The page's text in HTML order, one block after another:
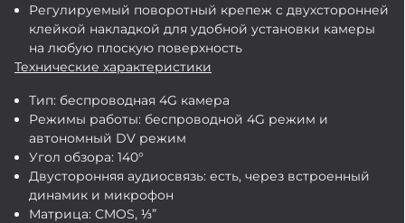
Регулируемый поворотный крепеж с двухсторонней
клейкой накладкой для удобной установки камеры
на любую плоскую поверхность
Технические характеристики
Тип: беспроводная 4G камера
Режимы работы: беспроводной 4G режим и
автономный DV режим
Угол обзора: 140°
Двусторонняя аудиосвязь: есть, через встроенный
динамик и микрофон
Матрица: CMOS, ⅓”